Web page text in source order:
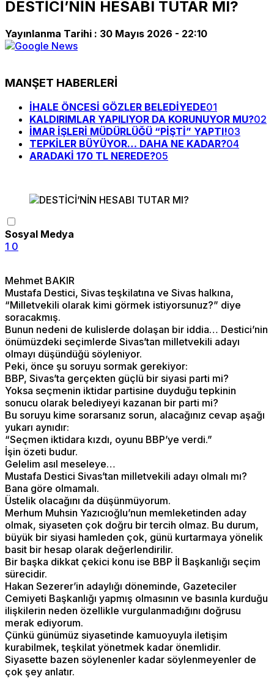
DESTİCİ’NİN HESABI TUTAR MI?
Yayınlanma Tarihi : 30 Mayıs 2026 - 22:10
MANŞET HABERLERİ
İHALE ÖNCESİ GÖZLER BELEDİYEDE01
KALDIRIMLAR YAPILIYOR DA KORUNUYOR MU?02
İMAR İŞLERİ MÜDÜRLÜĞÜ “PİŞTİ” YAPTI!03
TEPKİLER BÜYÜYOR… DAHA NE KADAR?04
ARADAKİ 170 TL NEREDE?05
Sosyal Medya
1 0
Mehmet BAKIR
Mustafa Destici, Sivas teşkilatına ve Sivas halkına,
“Milletvekili olarak kimi görmek istiyorsunuz?” diye
soracakmış.
Bunun nedeni de kulislerde dolaşan bir iddia… Destici’nin
önümüzdeki seçimlerde Sivas’tan milletvekili adayı
olmayı düşündüğü söyleniyor.
Peki, önce şu soruyu sormak gerekiyor:
BBP, Sivas’ta gerçekten güçlü bir siyasi parti mi?
Yoksa seçmenin iktidar partisine duyduğu tepkinin
sonucu olarak belediyeyi kazanan bir parti mi?
Bu soruyu kime sorarsanız sorun, alacağınız cevap aşağı
yukarı aynıdır:
“Seçmen iktidara kızdı, oyunu BBP’ye verdi.”
İşin özeti budur.
Gelelim asıl meseleye…
Mustafa Destici Sivas’tan milletvekili adayı olmalı mı?
Bana göre olmamalı.
Üstelik olacağını da düşünmüyorum.
Merhum Muhsin Yazıcıoğlu’nun memleketinden aday
olmak, siyaseten çok doğru bir tercih olmaz. Bu durum,
büyük bir siyasi hamleden çok, günü kurtarmaya yönelik
basit bir hesap olarak değerlendirilir.
Bir başka dikkat çekici konu ise BBP İl Başkanlığı seçim
sürecidir.
Hakan Sezerer’in adaylığı döneminde, Gazeteciler
Cemiyeti Başkanlığı yapmış olmasının ve basınla kurduğu
ilişkilerin neden özellikle vurgulanmadığını doğrusu
merak ediyorum.
Çünkü günümüz siyasetinde kamuoyuyla iletişim
kurabilmek, teşkilat yönetmek kadar önemlidir.
Siyasette bazen söylenenler kadar söylenmeyenler de
çok şey anlatır.